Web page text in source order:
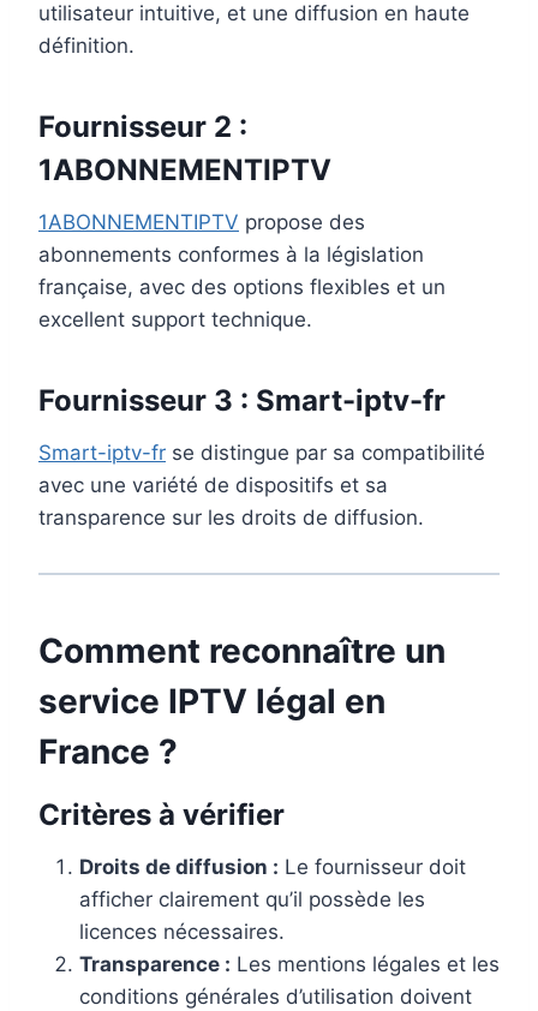
utilisateur intuitive, et une diffusion en haute
définition.
Fournisseur 2 :
1ABONNEMENTIPTV
1ABONNEMENTIPTV propose des
abonnements conformes à la législation
française, avec des options flexibles et un
excellent support technique.
Fournisseur 3 : Smart-iptv-fr
Smart-iptv-fr se distingue par sa compatibilité
avec une variété de dispositifs et sa
transparence sur les droits de diffusion.
Comment reconnaître un
service IPTV légal en
France​ ?
Critères à vérifier
Droits de diffusion : Le fournisseur doit
afficher clairement qu’il possède les
licences nécessaires.
Transparence : Les mentions légales et les
conditions générales d’utilisation doivent